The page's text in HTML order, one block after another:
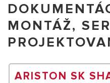
MONTÁŽ,
ARISTON SK